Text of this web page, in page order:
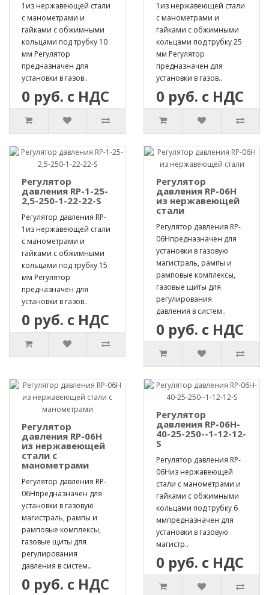
1из нержавеющей стали
с манометрами и
гайками с обжимными
кольцами под трубку 10
мм Регулятор
предназначен для
установки в газов..
0 руб. с НДС
1из нержавеющей стали
с манометрами и
гайками с обжимными
кольцами под трубку 25
мм Регулятор
предназначен для
установки в газов..
0 руб. с НДС
Регулятор
давления RP-1-25-
2,5-250-1-22-22-S
Регулятор давления RP-
1из нержавеющей стали
с манометрами и
гайками с обжимными
кольцами под трубку 15
мм Регулятор
предназначен для
установки в газов..
0 руб. с НДС
Регулятор
давления RP-06H
из нержавеющей
стали
Регулятор давления RP-
06Hпредназначен для
установки в газовую
магистраль, рампы и
рамповые комплексы,
газовые щиты для
регулирования
давления в систем..
0 руб. с НДС
Регулятор
давления RP-06H
из нержавеющей
стали с
манометрами
Регулятор давления RP-
06Hпредназначен для
установки в газовую
магистраль, рампы и
рамповые комплексы,
газовые щиты для
регулирования
давления в систем..
0 руб. с НДС
Регулятор
давления RP-06H-
40-25-250--1-12-12-
S
Регулятор давления RP-
06Hиз нержавеющей
стали с манометрами и
гайками с обжимными
кольцами под трубку 6
ммпредназначен для
установки в газовую
магистр..
0 руб. с НДС